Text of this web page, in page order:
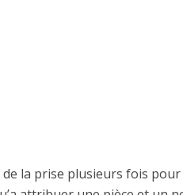
la prise plusieurs fois pour